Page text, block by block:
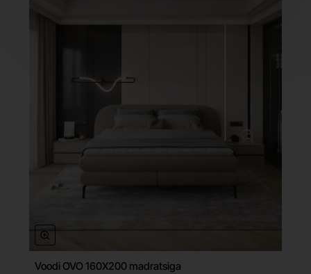
Voodi OVO 160X200 madratsiga